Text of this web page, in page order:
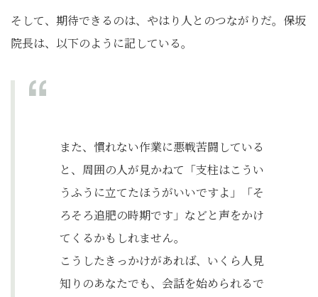
そして、期待できるのは、やはり人とのつながりだ。保坂
院長は、以下のように記している。
また、慣れない作業に悪戦苦闘している
と、周囲の人が見かねて「支柱はこうい
うふうに立てたほうがいいですよ」「そ
ろそろ追肥の時期です」などと声をかけ
てくるかもしれません。
こうしたきっかけがあれば、いくら人見
知りのあなたでも、会話を始められるで